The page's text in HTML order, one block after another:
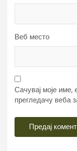
Веб место
Сачувај моје
прегледачу веба